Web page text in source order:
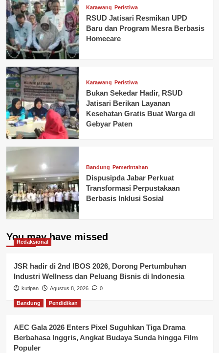
Karawang Peristiwa
RSUD Jatisari Resmikan UPD
Baru dan Program Mesra Berbasis
Homecare
Karawang Peristiwa
Bukan Sekedar Hadir, RSUD
Jatisari Berikan Layanan
Kesehatan Gratis Buat Warga di
Gebyar Paten
Bandung Pemerintahan
Dispusipda Jabar Perkuat
Transformasi Perpustakaan
Berbasis Inklusi Sosial
You may have missed
Redaksional
JSR hadir di 2nd IBOS 2026, Dorong Pertumbuhan
Industri Wellness dan Peluang Bisnis di Indonesia
kutipan Agustus 8, 2026 0
Bandung Pendidikan
AEC Gala 2026 Enters Pixel Suguhkan Tiga Drama
Berbahasa Inggris, Angkat Budaya Sunda hingga Film
Populer